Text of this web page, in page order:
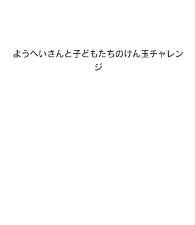
ようへいさんと子どもたちのけん玉チャレン
ジ